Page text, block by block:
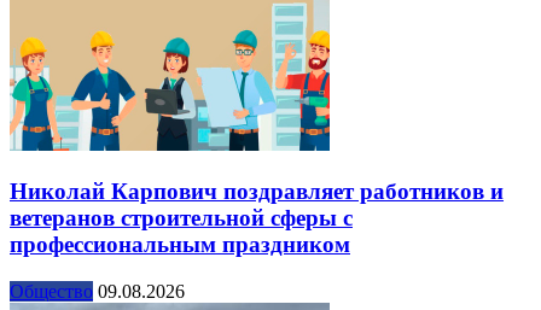
Николай Карпович поздравляет работников и
ветеранов строительной сферы с
профессиональным праздником
Общество 09.08.2026